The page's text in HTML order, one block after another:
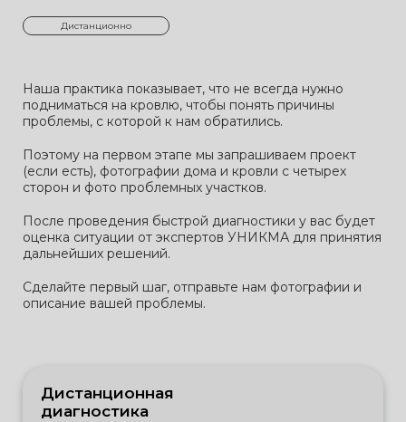
Дистанционно
Наша практика показывает, что не всегда нужно
подниматься на кровлю, чтобы понять причины
проблемы, с которой к нам обратились.
Поэтому на первом этапе мы запрашиваем проект
(если есть), фотографии дома и кровли с четырех
сторон и фото проблемных участков.
После проведения быстрой диагностики у вас будет
оценка ситуации от экспертов УНИКМА для принятия
дальнейших решений.
Сделайте первый шаг, отправьте нам фотографии и
описание вашей проблемы.
Дистанционная
диагностика